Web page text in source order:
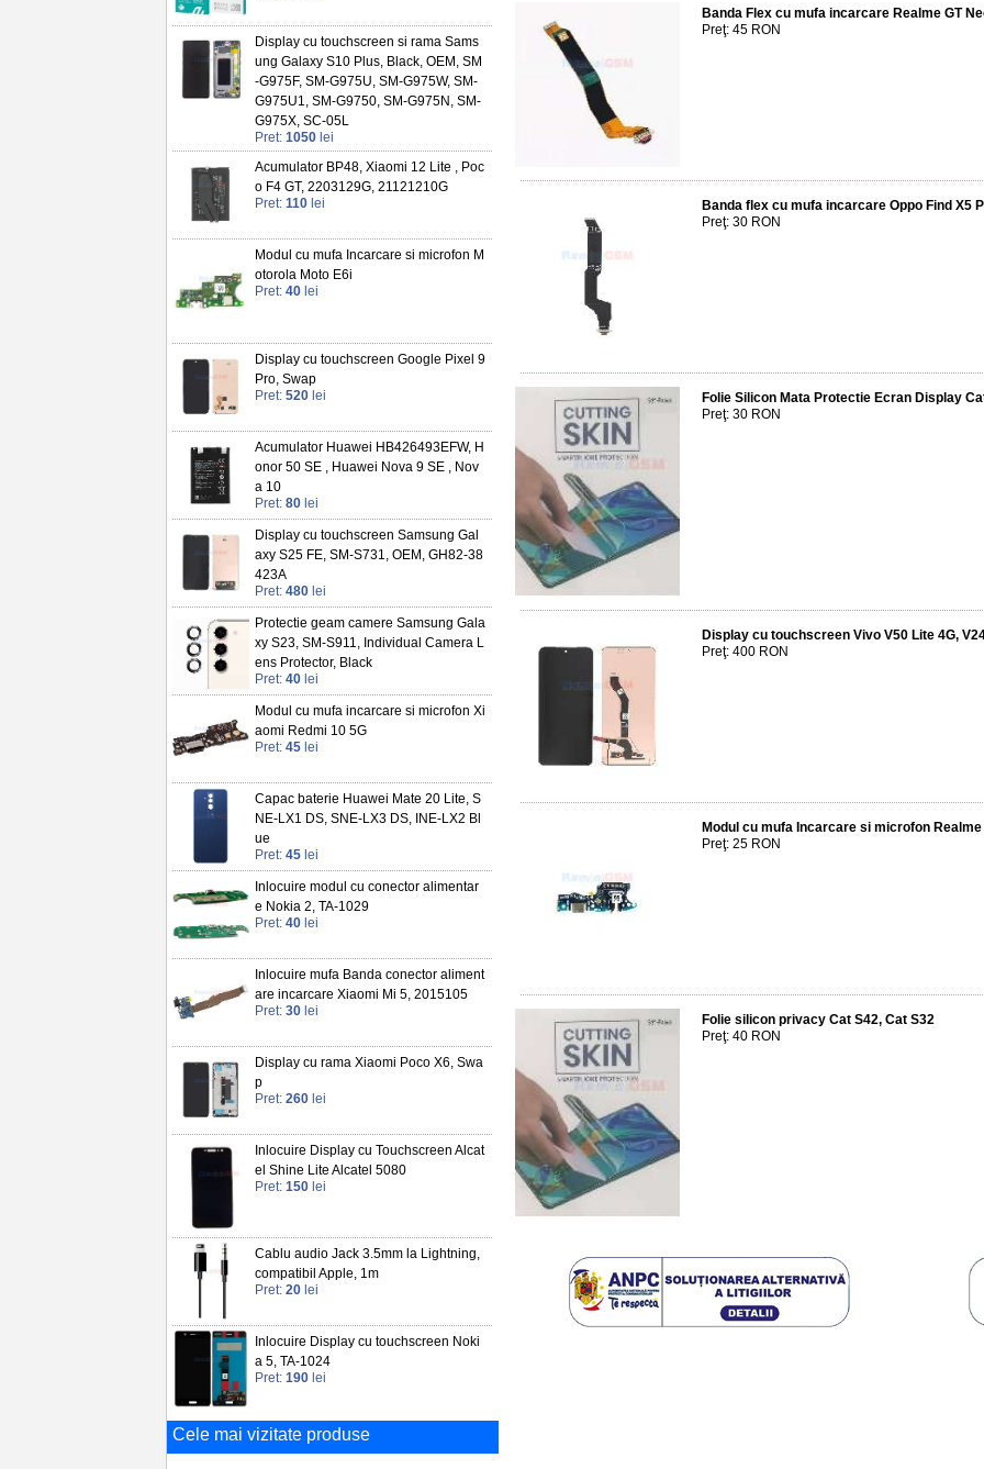
Display cu touchscreen si rama Sams
ung Galaxy S10 Plus, Black, OEM, SM
-G975F, SM-G975U, SM-G975W, SM-
G975U1, SM-G9750, SM-G975N, SM-
G975X, SC-05L
Pret: 1050 lei
Acumulator BP48, Xiaomi 12 Lite , Poc
o F4 GT, 2203129G, 21121210G
Pret: 110 lei
Modul cu mufa Incarcare si microfon M
otorola Moto E6i
Pret: 40 lei
Display cu touchscreen Google Pixel 9
Pro, Swap
Pret: 520 lei
Acumulator Huawei HB426493EFW, H
onor 50 SE , Huawei Nova 9 SE , Nov
a 10
Pret: 80 lei
Display cu touchscreen Samsung Gal
axy S25 FE, SM-S731, OEM, GH82-38
423A
Pret: 480 lei
Protectie geam camere Samsung Gala
xy S23, SM-S911, Individual Camera L
ens Protector, Black
Pret: 40 lei
Modul cu mufa incarcare si microfon Xi
aomi Redmi 10 5G
Pret: 45 lei
Capac baterie Huawei Mate 20 Lite, S
NE-LX1 DS, SNE-LX3 DS, INE-LX2 Bl
ue
Pret: 45 lei
Inlocuire modul cu conector alimentar
e Nokia 2, TA-1029
Pret: 40 lei
Inlocuire mufa Banda conector aliment
are incarcare Xiaomi Mi 5, 2015105
Pret: 30 lei
Display cu rama Xiaomi Poco X6, Swa
p
Pret: 260 lei
Inlocuire Display cu Touchscreen Alcat
el Shine Lite Alcatel 5080
Pret: 150 lei
Cablu audio Jack 3.5mm la Lightning,
compatibil Apple, 1m
Pret: 20 lei
Inlocuire Display cu touchscreen Noki
a 5, TA-1024
Pret: 190 lei
Cele mai vizitate produse
Banda Flex cu mufa incarcare Realme GT
Preţ: 45 RON
Banda flex cu mufa incarcare Oppo Find X5
Preţ: 30 RON
Folie Silicon Mata Protectie Ecran Display
Preţ: 30 RON
Display cu touchscreen Vivo V50 Lite 4G,
Preţ: 400 RON
Modul cu mufa Incarcare si microfon Realme
Preţ: 25 RON
Folie silicon privacy Cat S42, Cat S32
Preţ: 40 RON